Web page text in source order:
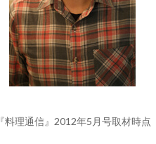
『料理通信』2012年5月号取材時点